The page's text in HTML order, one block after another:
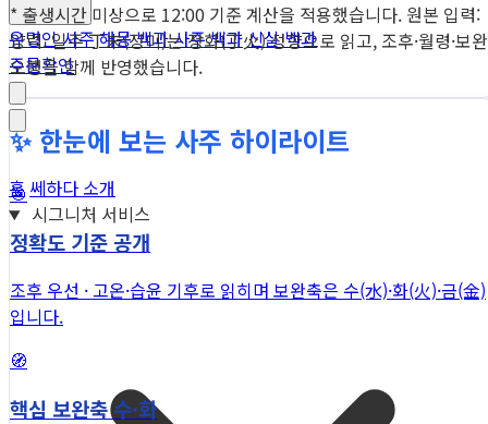
유명인 사주해몽 백과사주 백과신살 백과
주문확인
홈 쎄하다 소개
시그니처 서비스
* 출생시간 미상으로 12:00 기준 계산을 적용했습니다. 원본 입력:
양력. 일주 丁未(정미)는 정화(丁火) 성향으로 읽고, 조후·월령·보완
오행을 함께 반영했습니다.
✨ 한눈에 보는 사주 하이라이트
🎯
정확도 기준 공개
조후 우선 · 고온·습윤 기후로 읽히며 보완축은 수(水)·화(火)·금(金)
입니다.
🧭
핵심 보완축 수·화